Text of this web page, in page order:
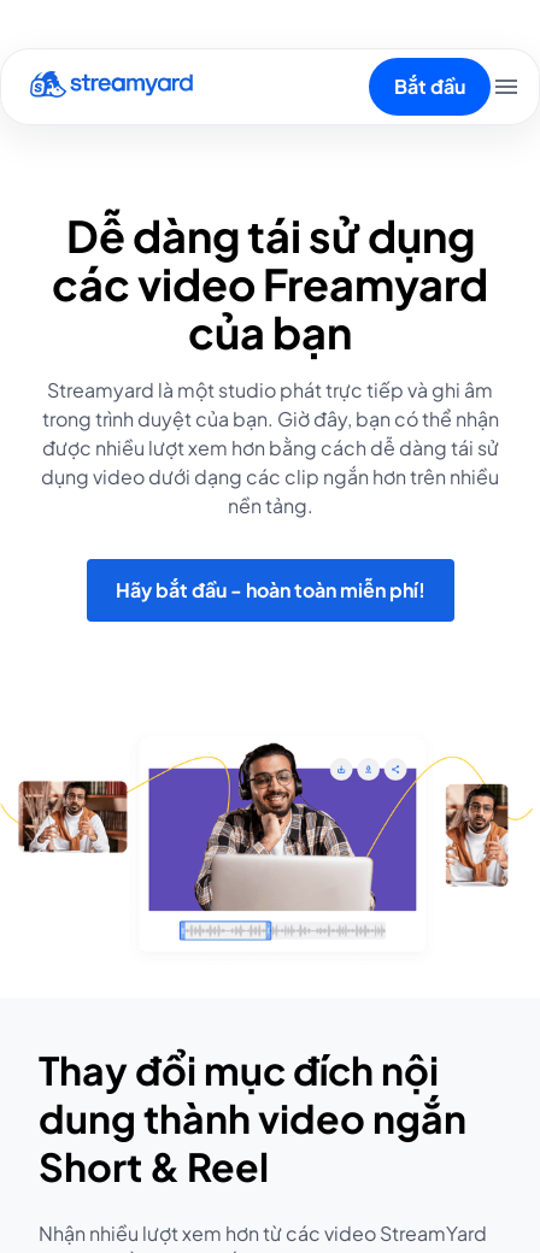
Bắt đầu
Dễ dàng tái sử dụng
các video Freamyard
của bạn
Streamyard là một studio phát trực tiếp và ghi âm
trong trình duyệt của bạn. Giờ đây, bạn có thể nhận
được nhiều lượt xem hơn bằng cách dễ dàng tái sử
dụng video dưới dạng các clip ngắn hơn trên nhiều
nền tảng.
Hãy bắt đầu - hoàn toàn miễn phí!
Thay đổi mục đích nội
dung thành video ngắn
Short & Reel
Nhận nhiều lượt xem hơn từ các video StreamYard